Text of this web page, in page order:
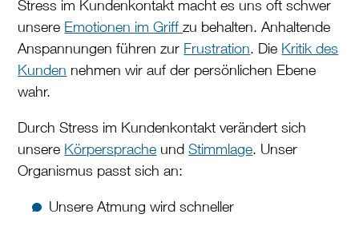
Stress im Kundenkontakt macht es uns oft schwer
unsere Emotionen im Griffzu behalten. Anhaltende
Anspannungen führen zur Frustration. Die Kritik des
Kunden nehmen wir auf der persönlichen Ebene
wahr.
Durch Stress im Kundenkontakt verändert sich
unsere Körpersprache undStimmlage. Unser
Organismus passt sich an:
Unsere Atmung wird schneller